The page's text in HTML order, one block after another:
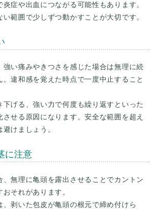
症や出血につながる可能性もあります。
強い痛みやきつさを感じた場合は無理に続
。違和感を覚えた時点で一度中止すること
下げる、強い力で何度も繰り返すといった
させる原因になります。安全な範囲を超え
に注意
、無理に亀頭を露出させることでカントン
それがあります。
、剥いた包皮が亀頭の根元で締め付けら